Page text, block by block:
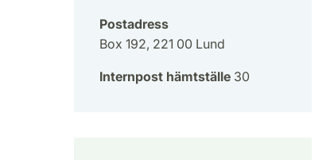
Postadress
Box 192, 221 00 Lund
Internpost hämtställe30